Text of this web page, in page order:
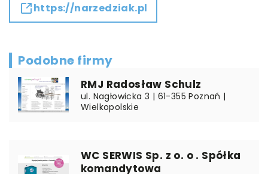
https://narzedziak.pl
Podobne firmy
RMJ Radosław Schulz
ul. Nagłowicka 3 | 61-355 Poznań |
Wielkopolskie
WC SERWIS Sp. z o. o . Spółka
komandytowa